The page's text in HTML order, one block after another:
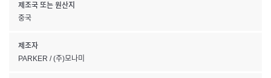
제조국 또는 원산지
중국
제조자
PARKER / (주)모나미